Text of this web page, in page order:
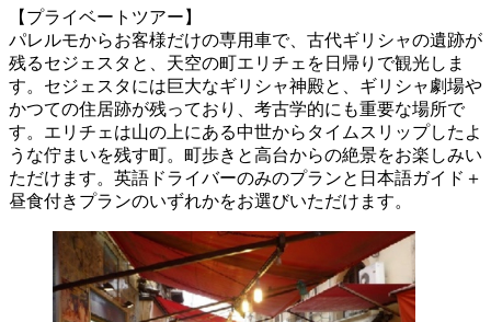
【プライベートツアー】
パレルモからお客様だけの専用車で、古代ギリシャの遺跡が
残るセジェスタと、天空の町エリチェを日帰りで観光しま
す。セジェスタには巨大なギリシャ神殿と、ギリシャ劇場や
かつての住居跡が残っており、考古学的にも重要な場所で
す。エリチェは山の上にある中世からタイムスリップしたよ
うな佇まいを残す町。町歩きと高台からの絶景をお楽しみい
ただけます。英語ドライバーのみのプランと日本語ガイド＋
昼食付きプランのいずれかをお選びいただけます。